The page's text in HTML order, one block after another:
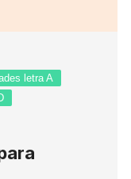
letra A